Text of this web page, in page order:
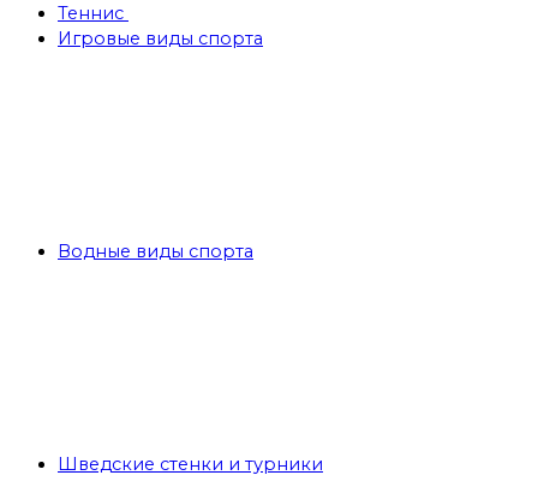
Теннис
Игровые виды спорта
Водные виды спорта
Шведские стенки и турники